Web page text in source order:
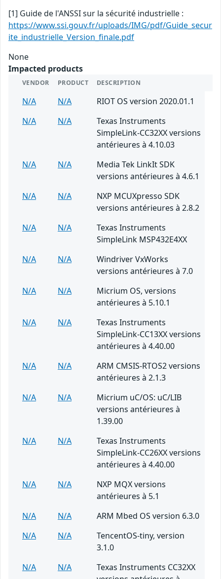
[1] Guide de l'ANSSI sur la sécurité industrielle :
https://www.ssi.gouv.fr/uploads/IMG/pdf/Guide_secur
ite_industrielle_Version_finale.pdf
None
Impacted products
VENDOR PRODUCT DESCRIPTION
N/A N/A
RIOT OS version 2020.01.1
N/A
N/A
Texas Instruments
SimpleLink-CC32XX versions
antérieures à 4.10.03
N/A
N/A
Media Tek LinkIt SDK
versions antérieures à 4.6.1
N/A
N/A
NXP MCUXpresso SDK
versions antérieures à 2.8.2
N/A
N/A
Texas Instruments
SimpleLink MSP432E4XX
N/A
N/A
Windriver VxWorks
versions antérieures à 7.0
N/A
N/A
Micrium OS, versions
antérieures à 5.10.1
N/A
N/A
Texas Instruments
SimpleLink-CC13XX versions
antérieures à 4.40.00
N/A
N/A
ARM CMSIS-RTOS2 versions
antérieures à 2.1.3
N/A
N/A
Micrium uC/OS: uC/LIB
versions antérieures à
1.39.00
N/A
N/A
Texas Instruments
SimpleLink-CC26XX versions
antérieures à 4.40.00
N/A
N/A
NXP MQX versions
antérieures à 5.1
N/A
N/A
ARM Mbed OS version 6.3.0
N/A
N/A
TencentOS-tiny, version
3.1.0
N/A
N/A
Texas Instruments CC32XX